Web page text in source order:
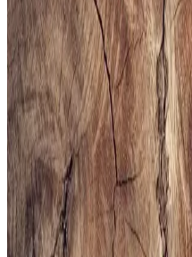
Altınyılz<dı>z
Kemer İnceleme ve
Altınyılz<dı>z Classics'in
ve yüksek kaliteli yüzeyiyle öne
görünümüyle resmi ve özel
aksesuar sunar.
Bej Erkek Spor
Bir Arada Sunulduğu
Bej erkek spor ayakkabıları,
yönlü kullanımı ve trend
konforlu ve şık tercihleri